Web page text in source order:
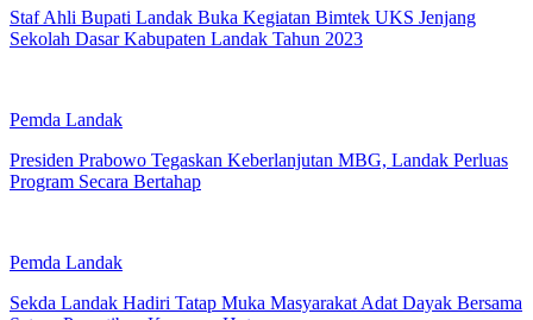
Staf Ahli Bupati Landak Buka Kegiatan Bimtek UKS Jenjang
Sekolah Dasar Kabupaten Landak Tahun 2023
Pemda Landak
Presiden Prabowo Tegaskan Keberlanjutan MBG, Landak Perluas
Program Secara Bertahap
Pemda Landak
Sekda Landak Hadiri Tatap Muka Masyarakat Adat Dayak Bersama